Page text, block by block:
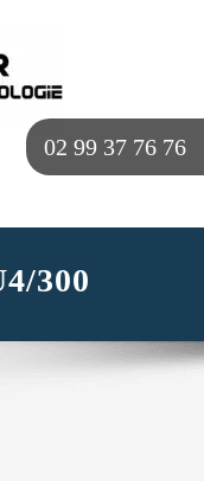
02 99 37 76 76
MASQUER
300